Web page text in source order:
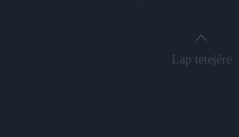
Lap tetejére